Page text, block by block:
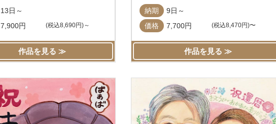
13日～
7,900円 (税込8,690円)～
作品を見る ≫
納期
9日～
価格
7,700円 (税込8,470円)〜
作品を見る ≫